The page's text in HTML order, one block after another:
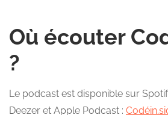
Où écouter
?
Le podcast est disponible sur
Deezer et Apple Podcast :